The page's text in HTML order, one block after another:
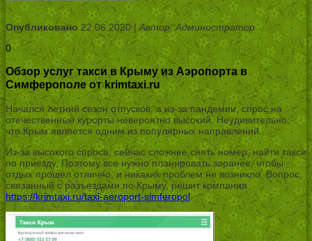
Опубликовано22.06.2020 |Автор: Администратор
0
Обзор услуг такси в Крыму из Аэропорта в
Симферополе от krimtaxi.ru
Начался летний сезон отпусков, а из-за пандемии, спрос на
отечественные курорты невероятно высокий. Неудивительно,
что Крым является одним из популярных направлений.
Из-за высокого спроса, сейчас сложнее снять номер, найти такси
по приезду. Поэтому все нужно планировать заранее, чтобы
отдых прошел отлично, и никаких проблем не возникло. Вопрос,
связанный с разъездами по Крыму, решит компания
https://krimtaxi.ru/taxi-aeroport-simferopol.